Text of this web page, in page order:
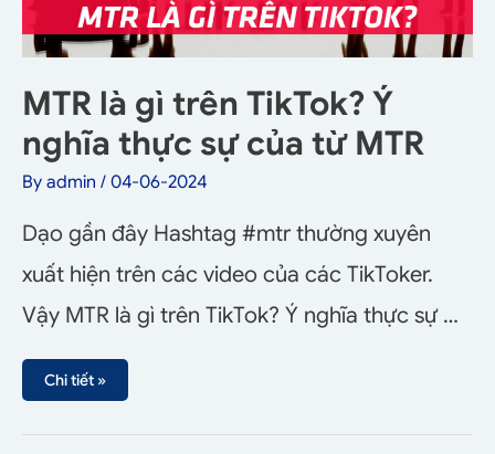
MTR là gì trên TikTok? Ý
nghĩa thực sự của từ MTR
By admin / 04-06-2024
Dạo gần đây Hashtag #mtr thường xuyên
xuất hiện trên các video của các TikToker.
Vậy MTR là gì trên TikTok? Ý nghĩa thực sự …
Chi tiết »